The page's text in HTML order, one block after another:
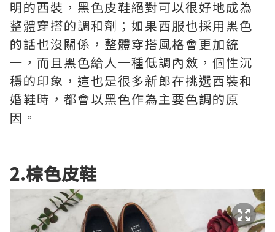
明的西裝，黑色皮鞋絕對可以很好地成為
整體穿搭的調和劑；如果西服也採用黑色
的話也沒關係，整體穿搭風格會更加統
一，而且黑色給人一種低調內斂，個性沉
穩的印象，這也是很多新郎在挑選西裝和
婚鞋時，都會以黑色作為主要色調的原
因。
2.棕色皮鞋